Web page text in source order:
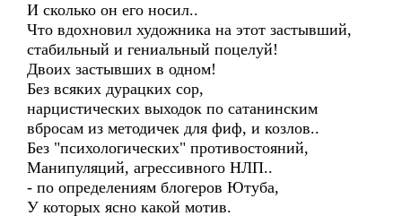
И сколько он его носил..
Что вдохновил художника на этот застывший,
стабильный и гениальный поцелуй!
Двоих застывших в одном!
Без всяких дурацких сор,
нарцистических выходок по сатанинским
вбросам из методичек для фиф, и козлов..
Без "психологических" противостояний,
Манипуляций, агрессивного НЛП..
- по определениям блогеров Ютуба,
У которых ясно какой мотив.